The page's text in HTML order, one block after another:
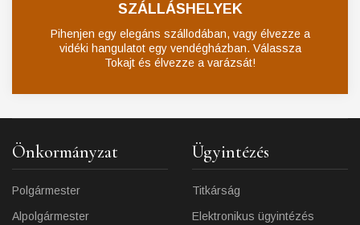
SZÁLLÁSHELYEK
Pihenjen egy elegáns szállodában, vagy élvezze a
vidéki hangulatot egy vendégházban. Válassza
Tokajt és élvezze a varázsát!
Önkormányzat
Polgármester
Alpolgármester
Ügyintézés
Titkárság
Elektronikus ügyintézés